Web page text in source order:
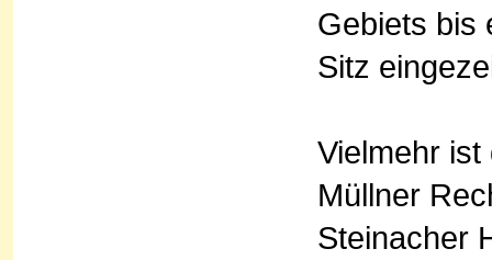
Gebiets bis
Sitz
Vielmehr
Müllner
Steinacher